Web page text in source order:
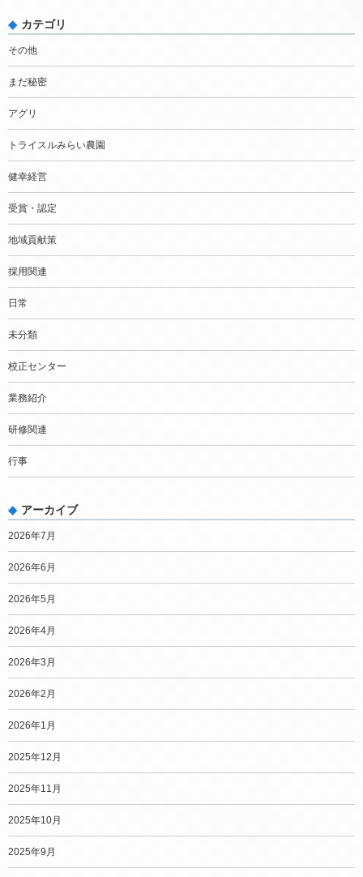
カテゴリ
その他
まだ秘密
アグリ
トライスルみらい農園
健幸経営
受賞・認定
地域貢献策
採用関連
日常
未分類
校正センター
業務紹介
研修関連
行事
アーカイブ
2026年7月
2026年6月
2026年5月
2026年4月
2026年3月
2026年2月
2026年1月
2025年12月
2025年11月
2025年10月
2025年9月